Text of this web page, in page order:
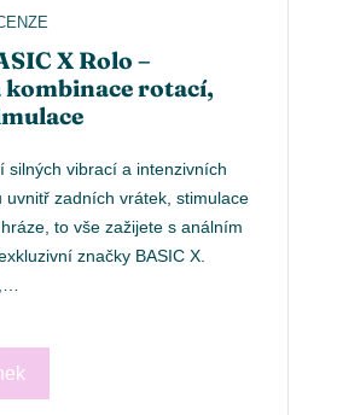
X Rolo –
kombinace rotací,
silných vibrací a intenzivních
uvnitř zadních vrátek, stimulace
to vše zažijete s análním
značky BASIC X.